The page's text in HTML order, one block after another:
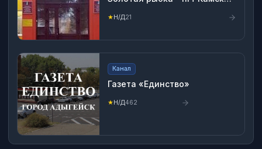
★ Н/Д21
Канал
Газета «Единство»
★ Н/Д462